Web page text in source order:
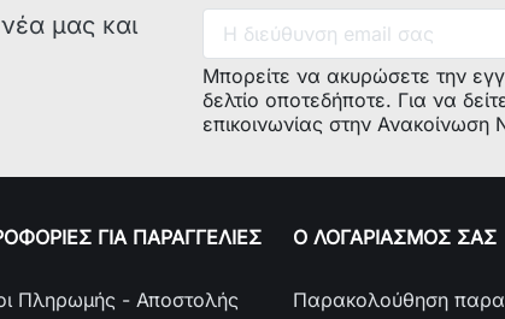
μας και
Μπορείτε να ακυρώσετε την
δελτίο οποτεδήποτε. Για να
επικοινωνίας στην Ανακοίνωση
ΓΙΑ ΠΑΡΑΓΓΕΛΙΕΣ
Πληρωμής - Αποστολής
Ο ΛΟΓΑΡΙΑΣΜΟΣ ΣΑΣ
Παρακολούθηση